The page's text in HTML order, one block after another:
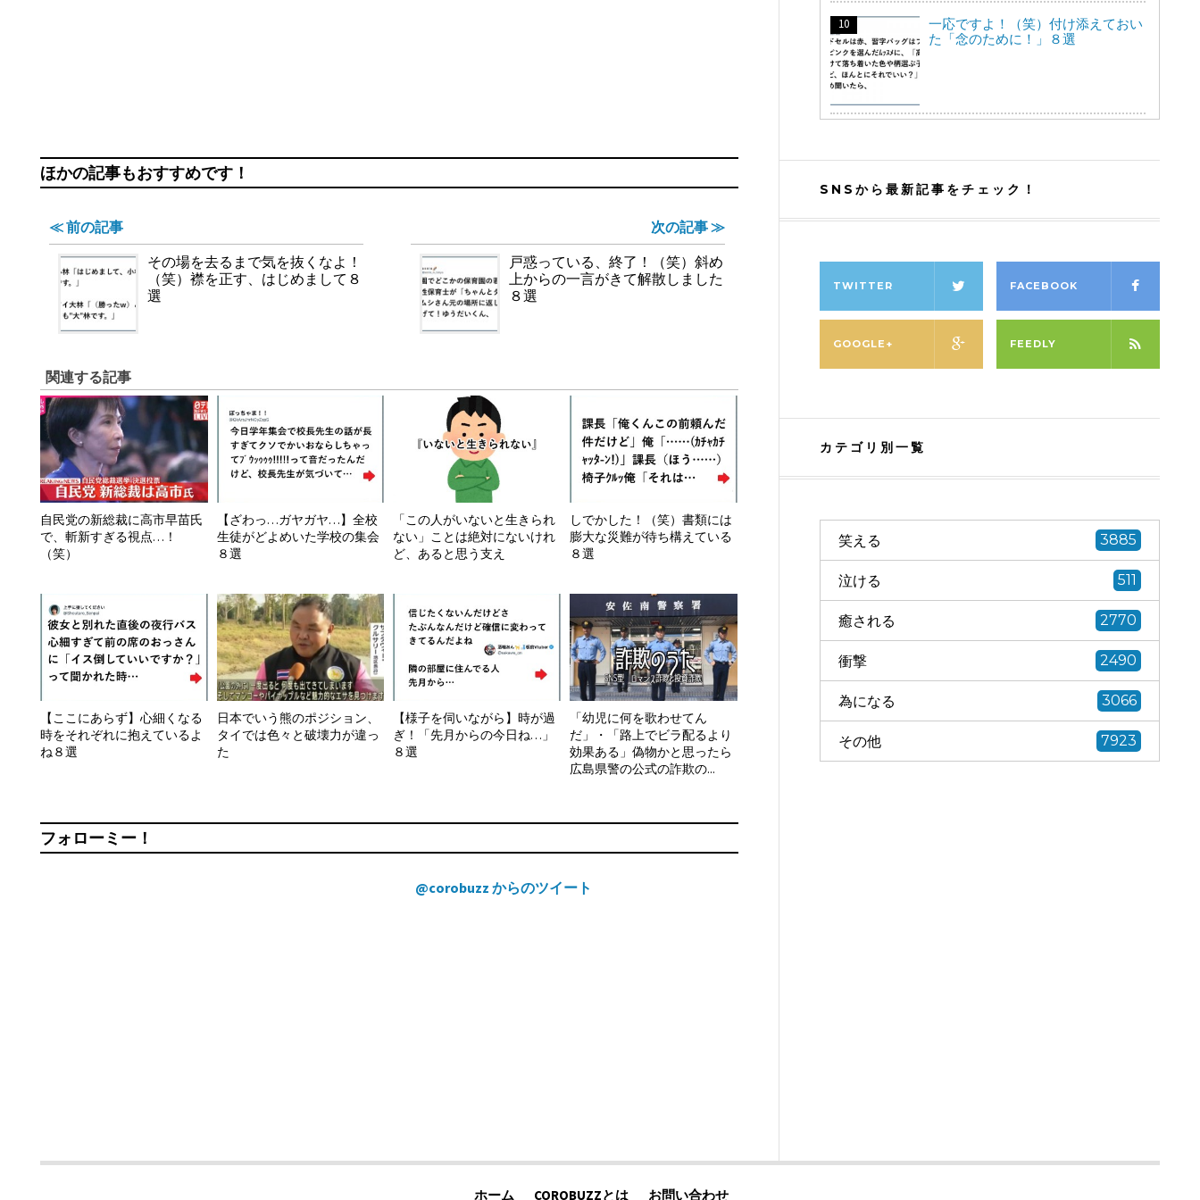
ほかの記事もおすすめです！
≪ 前の記事
その場を去るまで気を抜くなよ！
（笑）襟を正す、はじめまして８
選
次の記事 ≫
戸惑っている、終了！（笑）斜め
上からの一言がきて解散しました
８選
関連する記事
自民党の新総裁に高市早苗氏
で、斬新すぎる視点…！
（笑）
【ざわっ…ガヤガヤ…】全校
生徒がどよめいた学校の集会
８選
「この人がいないと生きられ
ない」ことは絶対にないけれ
ど、あると思う支え
しでかした！（笑）書類には
膨大な災難が待ち構えている
８選
【ここにあらず】心細くなる
時をそれぞれに抱えているよ
ね８選
日本でいう熊のポジション、
タイでは色々と破壊力が違っ
た
【様子を伺いながら】時が過
ぎ！「先月からの今日ね…」
８選
「幼児に何を歌わせてん
だ」・「路上でビラ配るより
効果ある」偽物かと思ったら
広島県警の公式の詐欺の...
フォローミー！
@corobuzz からのツイート
一応ですよ！（笑）付け添えておい
た「念のために！」８選
SNSから最新記事をチェック！
TWITTER FACEBOOK
GOOGLE+ FEEDLY
カテゴリ別一覧
笑える 3885
泣ける 511
癒される 2770
衝撃 2490
為になる 3066
その他 7923
ホーム COROBUZZとは お問い合わせ